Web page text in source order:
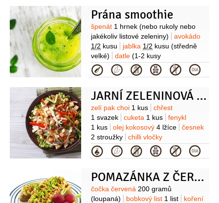
Prána smoothie
Suroviny
špenát 1 hrnek (nebo rukoly nebo
jakékoliv listové zeleniny)
avokádo
1/2 kusu jablka 1/2 kusu (středně
velké)
datle (1-2 kusy
vypeckované)
voda2 hrnky
Kategorie
JARNÍ ZELENINOVÁ PÁNEV S MARINOVANÝM TOFU
Suroviny
zelí pak choi 1 kus
chřest
1 svazek
cuketa 1 kus
fenykl
1 kus
olej kokosový 4 lžíce
česnek
2 stroužky
chilli vločky
1/2lžičky
sójová omáčka
1 lžička
nudle rýžové
Na
(natural)
česnek 1 stroužek
koření
kari
2 lžičky
sójová omáčka
4 lžíce
olej olivový 2 lžíce
Kategorie
POMAZÁNKA Z ČERVENÉ ČOČKY
Suroviny
čočka červená 200 gramů
(loupaná)
bobkový list 1 list
koření